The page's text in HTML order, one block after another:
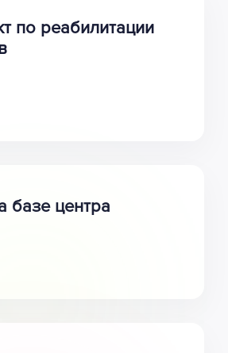
по реабилитации
базе центра